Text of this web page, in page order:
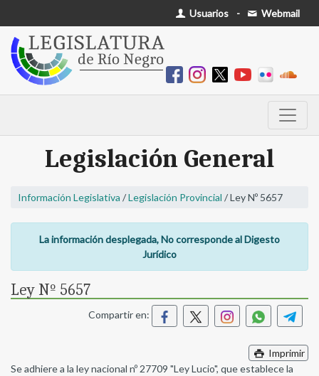
Usuarios - Webmail
Legislación General
Información Legislativa /Legislación Provincial / Ley Nº 5657
La información desplegada, No corresponde al Digesto
Jurídico
Ley Nº 5657
Compartir en:
Imprimir
Se adhiere a la ley nacional nº 27709 "Ley Lucio", que establece la